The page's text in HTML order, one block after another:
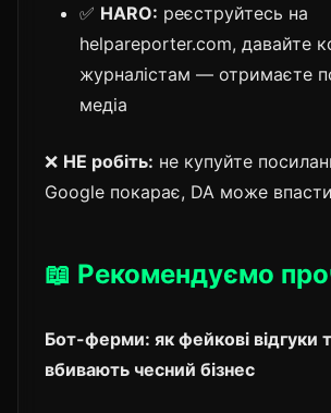
✅ HARO: реєструйтесь на
helpareporter.com, давайте
журналістам — отримаєте
медіа
❌ НЕ робіть: не купуйте
Google покарає, DA може
📖 Рекомендуємо
Бот-ферми: як фейкові відгуки
вбивають чесний бізнес